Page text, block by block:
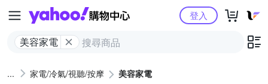
Yahoo購物中心
美容家電
登入
家電/冷氣/視聽/按摩 美容家電